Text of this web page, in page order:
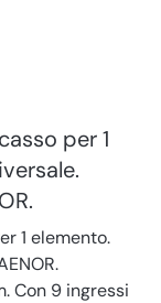
per 1
1 elemento.
Con 9 ingressi